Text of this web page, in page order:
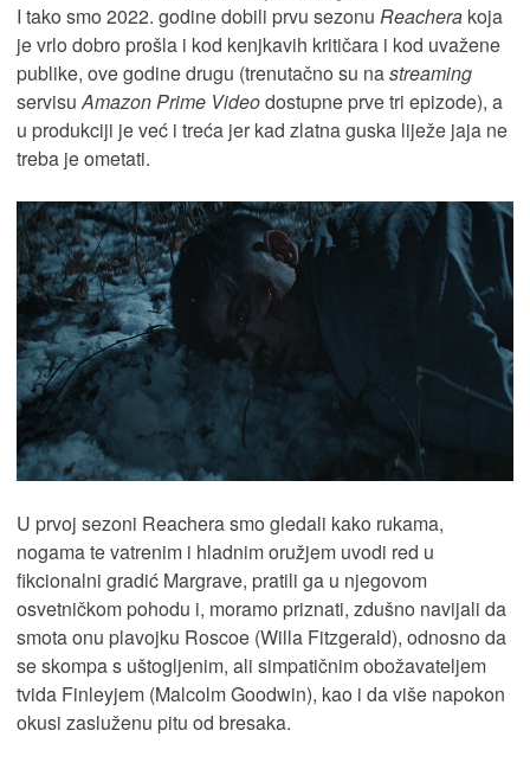
I tako smo 2022. godine dobili prvu sezonu Reachera koja
je vrlo dobro prošla i kod kenjkavih kritičara i kod uvažene
publike, ove godine drugu (trenutačno su nastreaming
servisu Amazon Prime Videodostupne prve tri epizode), a
u produkciji je već i treća jer kad zlatna guska liježe jaja ne
treba je ometati.
U prvoj sezoni Reachera smo gledali kako rukama,
nogama te vatrenim i hladnim oružjem uvodi red u
fikcionalni gradić Margrave, pratili ga u njegovom
osvetničkom pohodu i, moramo priznati, zdušno navijali da
smota onu plavojku Roscoe (Willa Fitzgerald), odnosno da
se skompa s uštogljenim, ali simpatičnim obožavateljem
tvida Finleyjem (Malcolm Goodwin), kao i da više napokon
okusi zasluženu pitu od bresaka.